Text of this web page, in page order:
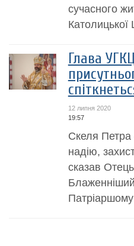
сучасного
Глава
12 липня 2020
19:57
Скеля Петра
надію,
сказав